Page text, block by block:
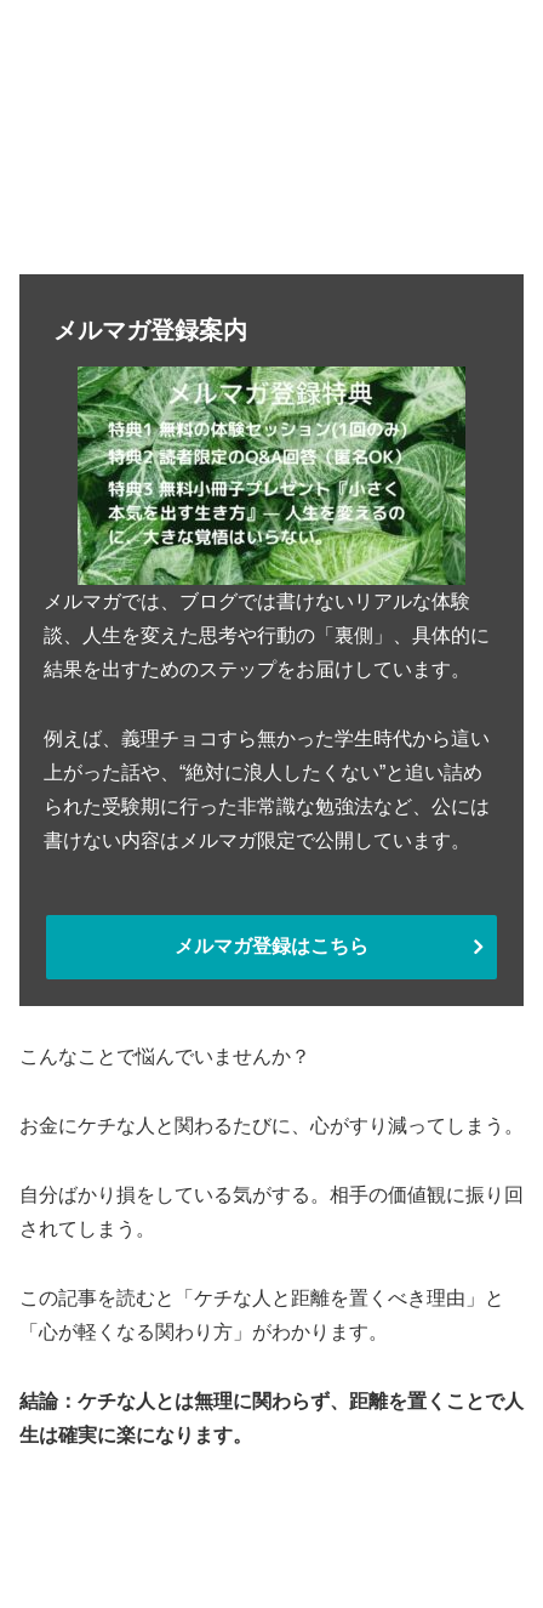
メルマガ登録案内
メルマガでは、ブログでは書けないリアルな体験
談、人生を変えた思考や行動の「裏側」、具体的に
結果を出すためのステップをお届けしています。
例えば、義理チョコすら無かった学生時代から這い
上がった話や、“絶対に浪人したくない”と追い詰め
られた受験期に行った非常識な勉強法など、公には
書けない内容はメルマガ限定で公開しています。
メルマガ登録はこちら
こんなことで悩んでいませんか？
お金にケチな人と関わるたびに、心がすり減ってしまう。
自分ばかり損をしている気がする。相手の価値観に振り回
されてしまう。
この記事を読むと「ケチな人と距離を置くべき理由」と
「心が軽くなる関わり方」がわかります。
結論：ケチな人とは無理に関わらず、距離を置くことで人
生は確実に楽になります。